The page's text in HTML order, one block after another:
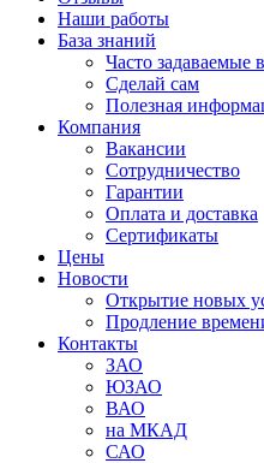
Наши работы
База знаний
Часто задаваемые
Сделай сам
Полезная
Компания
Вакансии
Сотрудничество
Гарантии
Оплата и доставка
Сертификаты
Цены
Новости
Открытие новых
Продление
Контакты
ЗАО
ЮЗАО
ВАО
на МКАД
САО